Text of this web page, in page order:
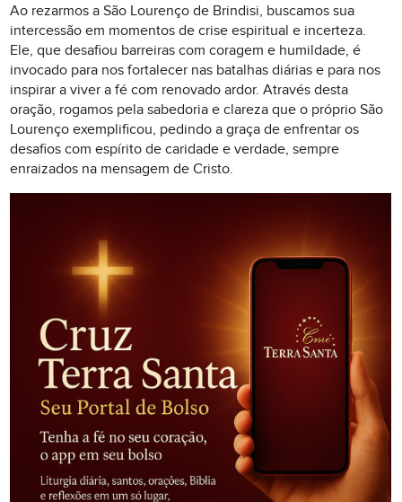
Ao rezarmos a São Lourenço de Brindisi, buscamos sua
intercessão em momentos de crise espiritual e incerteza.
Ele, que desafiou barreiras com coragem e humildade, é
invocado para nos fortalecer nas batalhas diárias e para nos
inspirar a viver a fé com renovado ardor. Através desta
oração, rogamos pela sabedoria e clareza que o próprio São
Lourenço exemplificou, pedindo a graça de enfrentar os
desafios com espírito de caridade e verdade, sempre
enraizados na mensagem de Cristo.